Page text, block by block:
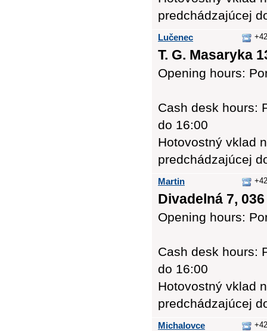
predchádzajúcej
Lučenec
T. G. Masaryka
Opening hours:
Cash desk hours:
do 16:00
Hotovostný vklad
predchádzajúcej
Martin
Divadelná 7,
Opening hours:
Cash desk hours:
do 16:00
Hotovostný vklad
predchádzajúcej
Michalovce